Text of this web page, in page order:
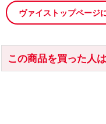
ヴァイストップページ
この商品を買った人